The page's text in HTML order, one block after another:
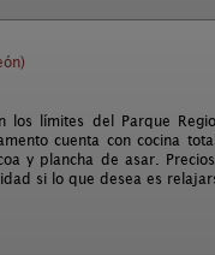
límites del Parque
cuenta con cocina
y plancha de asar.
si lo que desea es